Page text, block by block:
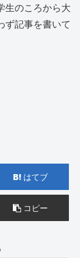
生のころから大
ず記事を書いて
はてブ
コピー